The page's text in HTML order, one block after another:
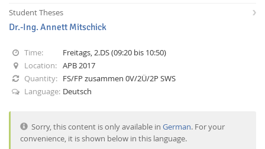
Student Theses
Dr.-Ing. Annett Mitschick
Time:
Freitags, 2.DS (09:20 bis 10:50)
Location: APB 2017
Quantity: FS/FP zusammen 0V/2Ü/2P SWS
Language: Deutsch
Sorry, this content is only available inGerman. For your
convenience, it is shown below in this language.